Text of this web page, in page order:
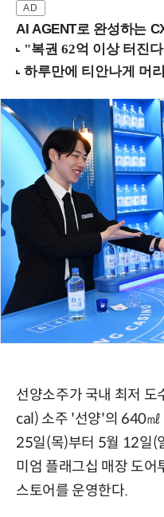
AI AGENT로 완성하는
선양소주가 국내 최저
cal) 소주 '선양'의 640㎖
25일(목)부터 5월 12일(
미엄 플래그십 매장 도
스토어를 운영한다.